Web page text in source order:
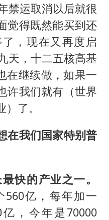
禁运取消以后就很
觉得既然能买到还
，现在又再度启
天，十二五核高基
在继续做，如果一
许我们就有（世界
了。
在我们国家特别普
快的产业之一。
560亿，每年加一
，今年是70000